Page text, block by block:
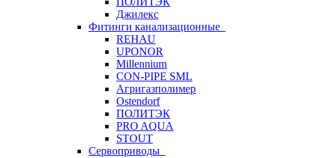
Джилекс
Фитинги канализационные
REHAU
UPONOR
Millennium
CON-PIPE SML
Агригазполимер
Ostendorf
ПОЛИТЭК
PRO AQUA
STOUT
Сервоприводы